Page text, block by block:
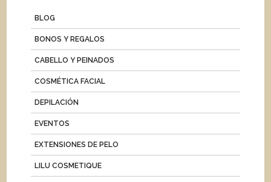
BLOG
BONOS Y REGALOS
CABELLO Y PEINADOS
COSMÉTICA FACIAL
DEPILACIÓN
EVENTOS
EXTENSIONES DE PELO
LILU COSMETIQUE